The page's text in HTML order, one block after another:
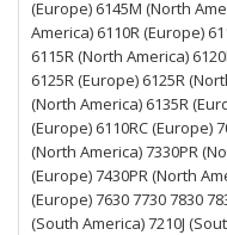
(Europe) 6145M (North
America) 6110R (Europe)
6115R (North America)
6125R (Europe) 6125R
(North America) 6135R
(Europe) 6110RC (Europe)
(North America) 7330PR
(Europe) 7430PR (North
(Europe) 7630 7730 7830
(South America) 7210J